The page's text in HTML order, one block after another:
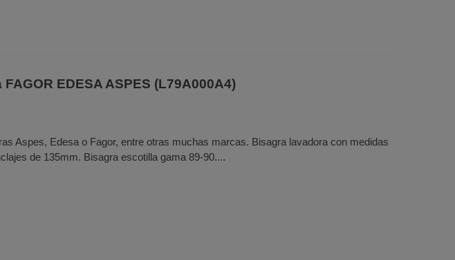
EDESA ASPES (L79A000A4)
Aspes, Edesa o Fagor, entre otras muchas marcas. Bisagra lavadora con medidas
de 135mm. Bisagra escotilla gama 89-90....